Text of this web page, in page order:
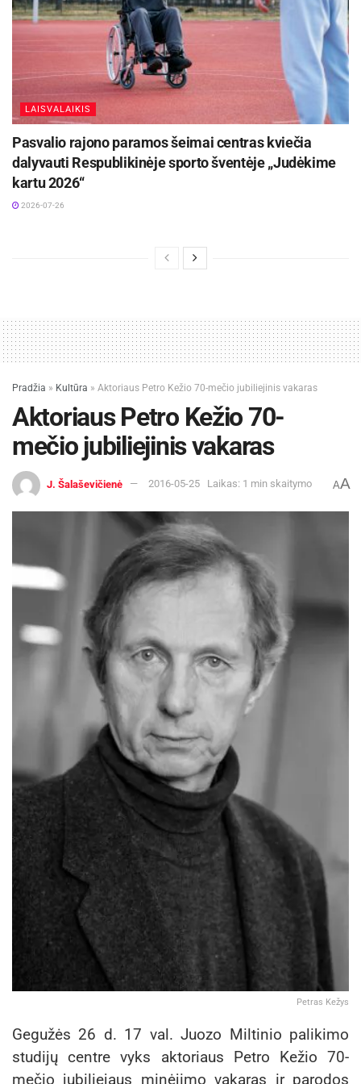
LAISVALAIKIS
Pasvalio rajono paramos šeimai centras kviečia
dalyvauti Respublikinėje sporto šventėje „Judėkime
kartu 2026“
2026-07-26
Pradžia » Kultūra » Aktoriaus Petro Kežio 70-mečio jubiliejinis vakaras
Aktoriaus Petro Kežio 70-
mečio jubiliejinis vakaras
J. Šalaševičienė 2016-05-25 Laikas: 1 min skaitymo AA
Petras Kežys
Gegužės 26 d. 17 val. Juozo Miltinio palikimo
studijų centre vyks aktoriaus Petro Kežio 70-
mečio jubiliejaus minėjimo vakaras ir parodos